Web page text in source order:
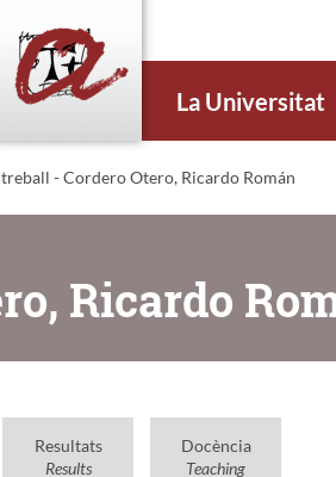
La Universitat
- Cordero Otero, Ricardo Román
Ricardo
Resultats
Results
Docència
Teaching